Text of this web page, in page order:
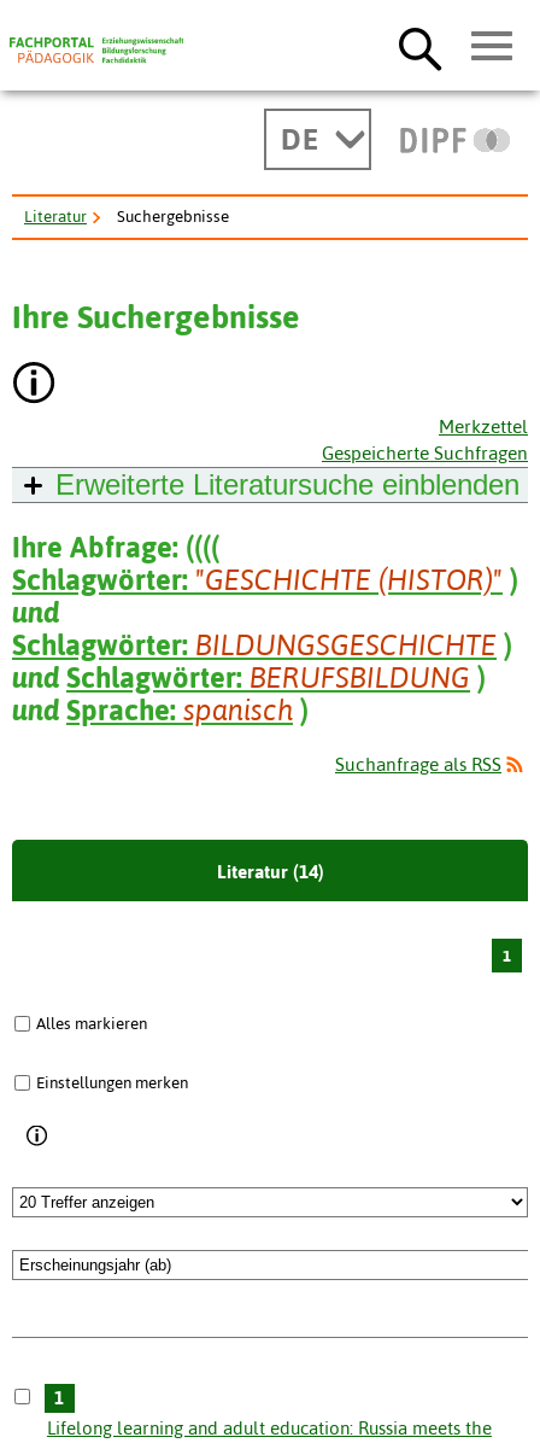
DE
Literatur Suchergebnisse
Ihre Suchergebnisse
Merkzettel
Gespeicherte Suchfragen
Erweiterte Literatursuche einblenden
Ihre Abfrage: ((((
Schlagwörter: "GESCHICHTE (HISTOR)" )
und
Schlagwörter: BILDUNGSGESCHICHTE )
und Schlagwörter: BERUFSBILDUNG )
und Sprache: spanisch )
Suchanfrage als RSS
Literatur (14)
1
Alles markieren
Einstellungen merken
1
Lifelong learning and adult education: Russia meets the